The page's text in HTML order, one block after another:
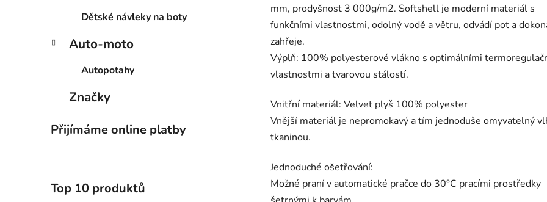
Dětské návleky na boty
Auto-moto
Autopotahy
Značky
Přijímáme online platby
Top 10 produktů
mm, prodyšnost 3 000g/m2. Softshell je moderní materiál s
funkčními vlastnostmi, odolný vodě a větru, odvádí pot a
zahřeje.
Výplň: 100% polyesterové vlákno s optimálními
vlastnostmi a tvarovou stálostí.
Vnitřní materiál: Velvet plyš 100% polyester
Vnější materiál je nepromokavý a tím jednoduše omyvatelný
tkaninou.
Jednoduché ošetřování:
Možné praní v automatické pračce do 30°C pracími prostředky